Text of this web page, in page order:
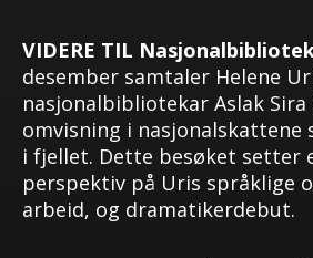
VIDERE TIL
desember samtaler Helene
nasjonalbibliotekar Aslak
omvisning i nasjonalskattene
i fjellet. Dette besøket setter
perspektiv på Uris språklige
arbeid, og dramatikerdebut.